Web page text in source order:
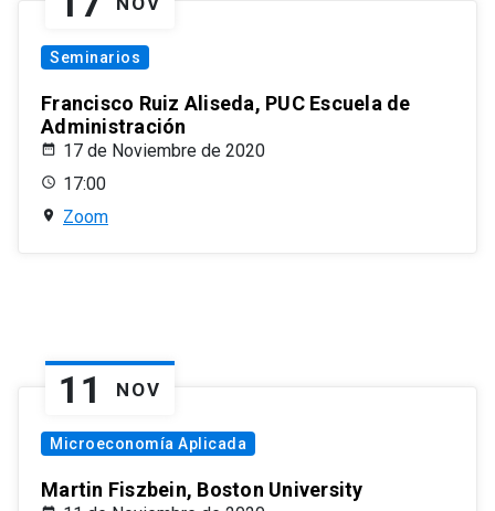
Seminarios
Francisco Ruiz Aliseda, PUC Escuela de
Administración
17 de Noviembre de 2020
17:00
Zoom
11 NOV
Microeconomía Aplicada
Martin Fiszbein, Boston University